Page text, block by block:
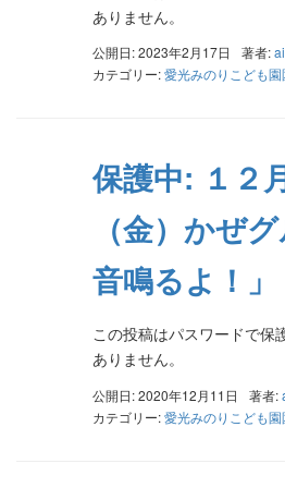
ありません。
公開日: 2023年2月17日 著者:
カテゴリー:愛光みのりこども
保護中: １２
（金）かぜ
音鳴るよ！」
この投稿はパスワードで保
ありません。
公開日: 2020年12月11日 著者:
カテゴリー:愛光みのりこども